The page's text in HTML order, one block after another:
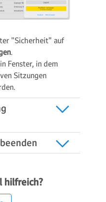
"Sicherheit" auf
.
Fenster, in dem
Sitzungen
hilfreich?